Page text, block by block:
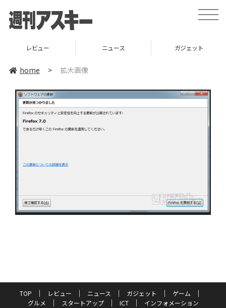
toggle
レビュー ニュース ガジェット
home > 拡大画像
TOP レビュー ニュース ガジェット
ゲーム
グルメ
スタートアップ ICT
インフォメーション